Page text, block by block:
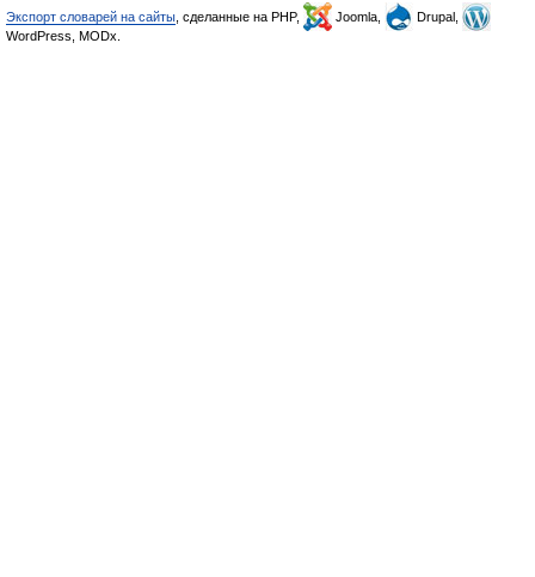
Экспорт словарей на сайты , сделанные на PHP, Joomla,
Drupal,
WordPress, MODx.